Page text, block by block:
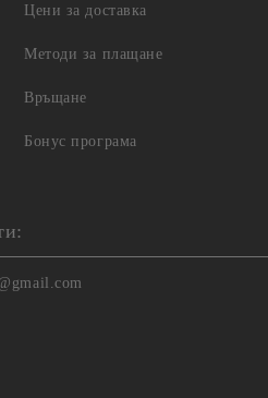
Цени за доставка
Методи за плащане
Връщане
Бонус програма